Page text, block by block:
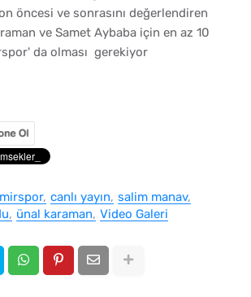
öncesi ve sonrasını değerlendiren
ve Samet Aybaba için en az 10
da olması gerekiyor
canlı yayın salim manav
ünal karaman Video Galeri